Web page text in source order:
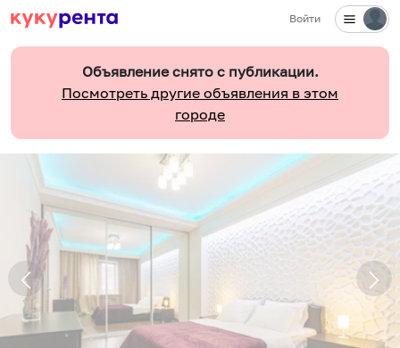
Войти
Объявление снято с публикации.
Посмотреть другие объявления в этом
городе